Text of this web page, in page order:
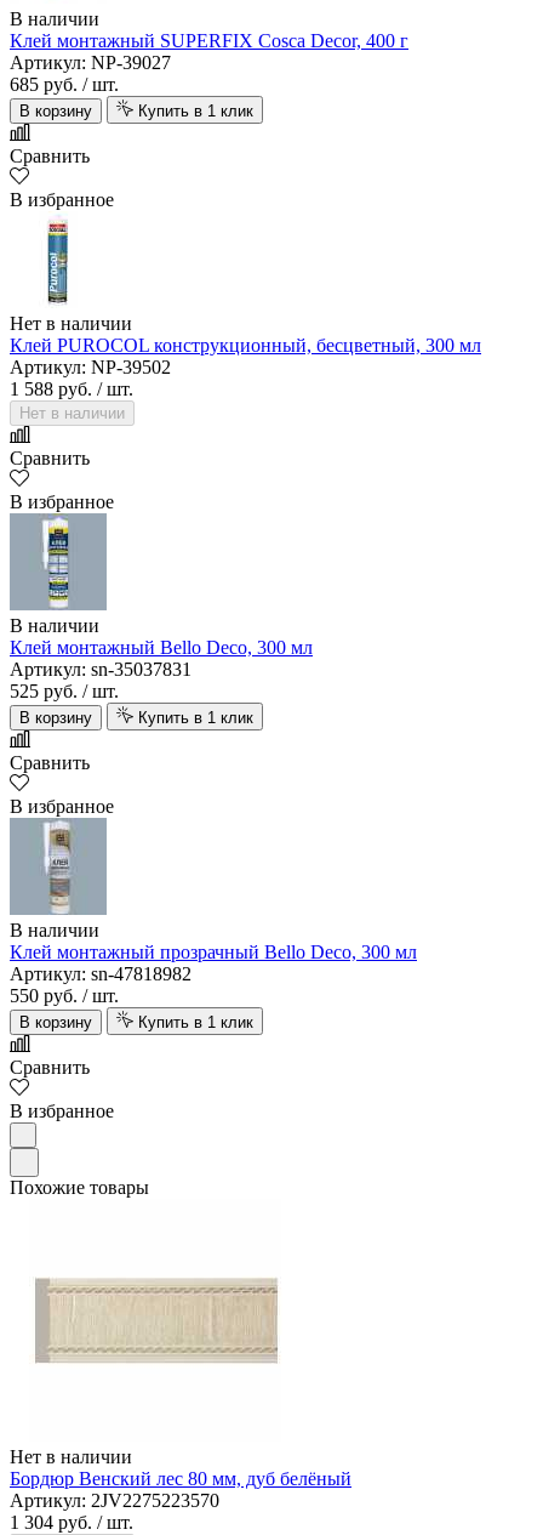
В наличии
Клей монтажный SUPERFIX Cosca Decor, 400 г
Артикул: NP-39027
685 руб. / шт.
В корзину Купить в 1 клик
Сравнить
В избранное
Нет в наличии
Клей PUROCOL конструкционный, бесцветный, 300 мл
Артикул: NP-39502
1 588 руб. / шт.
Нет в наличии
Сравнить
В избранное
В наличии
Клей монтажный Bello Deco, 300 мл
Артикул: sn-35037831
525 руб. / шт.
В корзину Купить в 1 клик
Сравнить
В избранное
В наличии
Клей монтажный прозрачный Bello Deco, 300 мл
Артикул: sn-47818982
550 руб. / шт.
В корзину Купить в 1 клик
Сравнить
В избранное
Похожие товары
Нет в наличии
Бордюр Венский лес 80 мм, дуб белёный
Артикул: 2JV2275223570
1 304 руб. / шт.